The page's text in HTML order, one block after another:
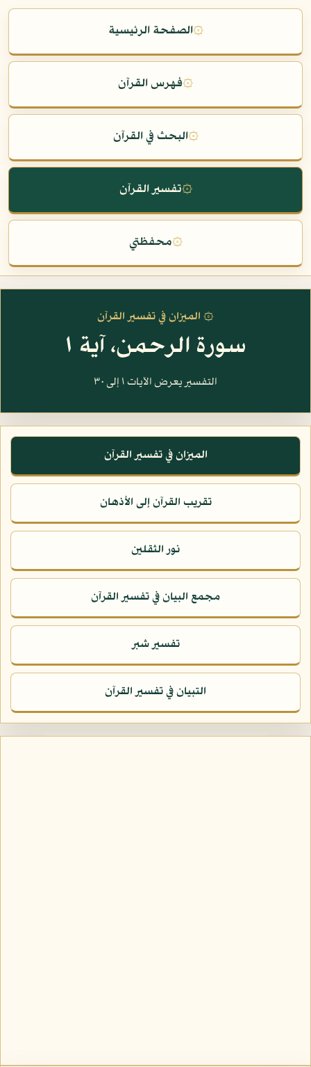
۞الصفحة الرئيسية
۞فهرس القرآن
۞البحث في القرآن
۞تفسير القرآن
۞محفظتي
۞ الميزان في تفسير القرآن
سورة الرحمن، آية ١
التفسير يعرض الآيات ١ إلى ٣٠
الميزان في تفسير القرآن
تقريب القرآن إلى الأذهان
نور الثقلين
مجمع البيان في تفسير القرآن
تفسير شبر
التبيان في تفسير القرآن